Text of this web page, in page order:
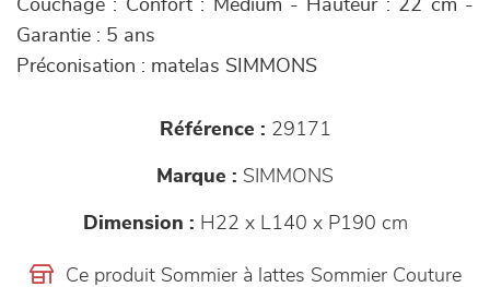
Couchage : Confort : Medium - Hauteur : 22 cm -
Garantie : 5 ans
Préconisation : matelas SIMMONS
Référence : 29171
Marque : SIMMONS
Dimension : H22 x L140 x P190 cm
Ce produit Sommier à lattes Sommier Couture